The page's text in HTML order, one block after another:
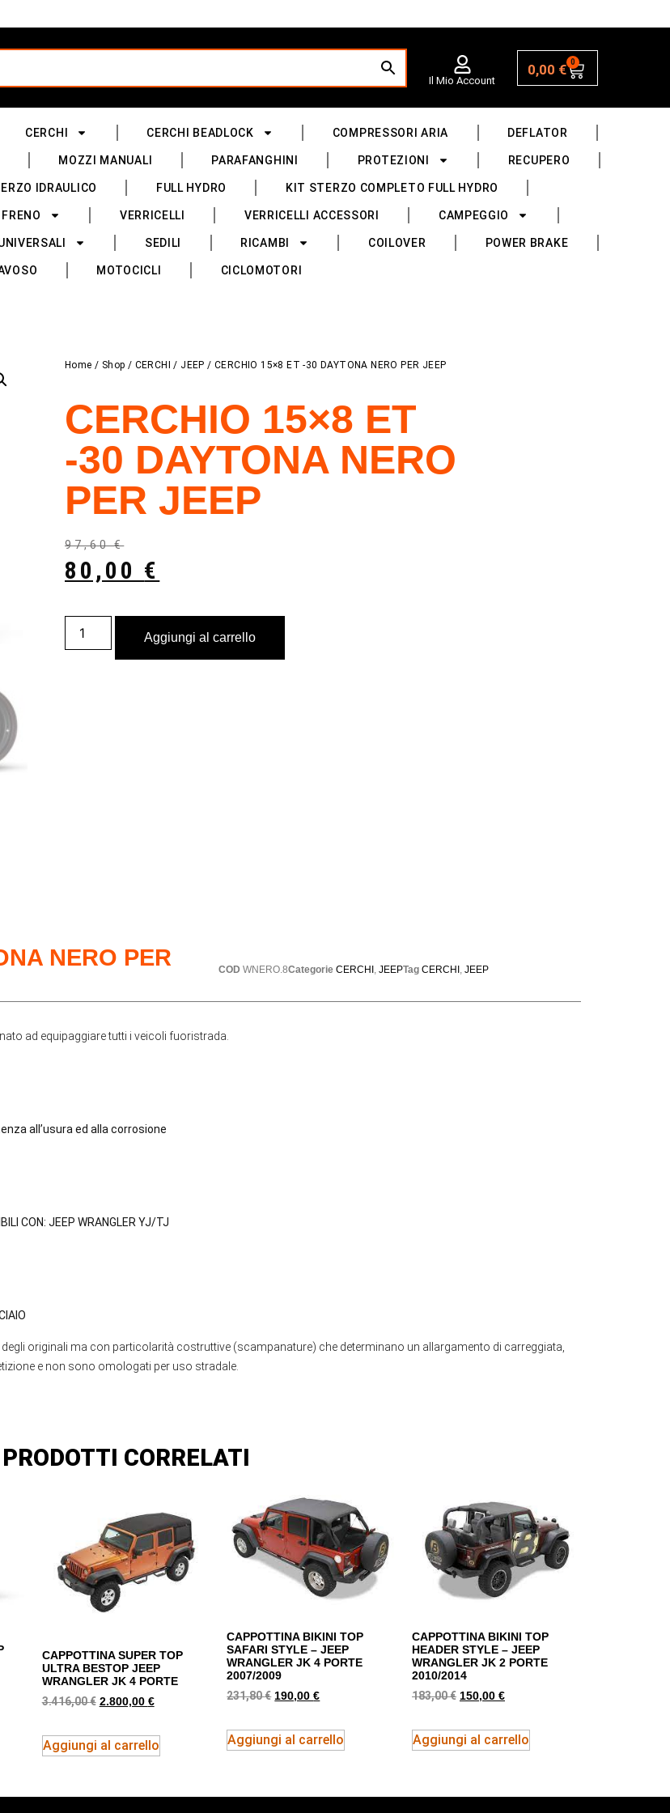
Il Mio Account
0,00 € 0
CERCHI CERCHI BEADLOCK COMPRESSORI ARIA DEFLATOR
MOZZI MANUALI PARAFANGHINI PROTEZIONI RECUPERO
IDRAULICO FULL HYDRO KIT STERZO COMPLETO FULL HYDRO
VERRICELLI VERRICELLI ACCESSORI CAMPEGGIO
SEDILI RICAMBI COILOVER POWER BRAKE
MOTOCICLI CICLOMOTORI
Home / Shop / CERCHI / JEEP / CERCHIO 15×8 ET -30 DAYTONA NERO PER JEEP
CERCHIO 15×8 ET
-30 DAYTONA NERO
PER JEEP
97,60€
80,00 €
Aggiungi al carrello
NERO PER
CODWNERO.8Categorie CERCHI ,JEEPTag CERCHI ,JEEP
ad equipaggiare tutti i veicoli fuoristrada.
all’usura ed alla corrosione
CON: JEEP WRANGLER YJ/TJ
originali ma con particolarità costruttive (scampanature) che determinano un allargamento di carreggiata,
e non sono omologati per uso stradale.
PRODOTTI CORRELATI
CAPPOTTINA SUPER TOP
ULTRA BESTOP JEEP
WRANGLER JK 4 PORTE
3.416,00€ 2.800,00 €
Aggiungi al carrello
CAPPOTTINA BIKINI TOP
SAFARI STYLE – JEEP
WRANGLER JK 4 PORTE
2007/2009
231,80€ 190,00€
Aggiungi al carrello
CAPPOTTINA BIKINI TOP
HEADER STYLE – JEEP
WRANGLER JK 2 PORTE
2010/2014
183,00€ 150,00 €
Aggiungi al carrello